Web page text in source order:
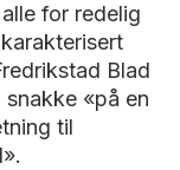
for redelig
Blad
«på en
til